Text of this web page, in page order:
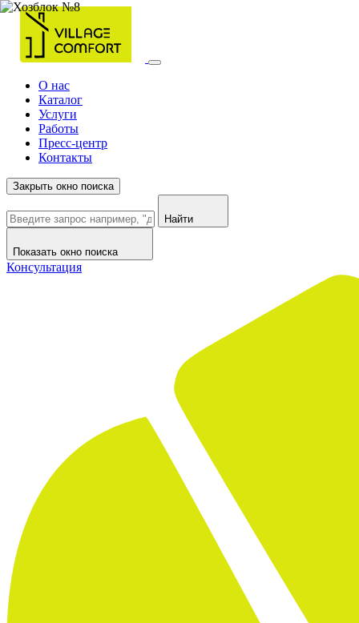
О нас
Каталог
Услуги
Работы
Пресс-центр
Контакты
Закрыть окно поиска
Найти
Показать окно поиска
Консультация